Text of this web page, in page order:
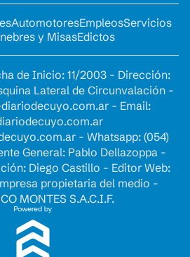
AutomotoresEmpleosServicios
y MisasEdictos
de Inicio: 11/2003 - Dirección:
Lateral de Circunvalación -
- Email:
- Whatsapp: (054)
General: Pablo Dellazoppa -
Diego Castillo - Editor Web:
propietaria del medio -
MONTES S.A.C.I.F.